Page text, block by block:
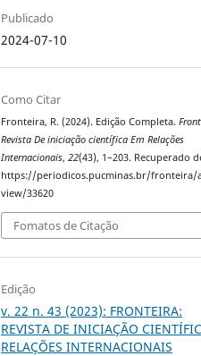
Publicado
2024-07-10
Como Citar
Fronteira, R. (2024). Edição Completa.
Revista De iniciação científica Em Relações
Internacionais,22(43), 1–203. Recuperado
https://periodicos.pucminas.br/fronteira/
view/33620
Fomatos de Citação
Edição
v. 22 n. 43 (2023): FRONTEIRA:
REVISTA DE INICIAÇÃO
RELAÇÕES INTERNACIONAIS